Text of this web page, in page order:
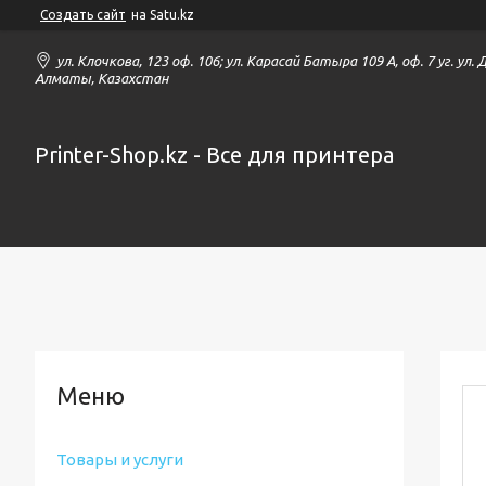
Создать сайт на Satu.kz
ул. Клочкова, 123 оф. 106; ул. Карасай Батыра 109 А, оф. 7 уг. ул.
Алматы, Казахстан
Printer-Shop.kz - Все для принтера
Товары и услуги